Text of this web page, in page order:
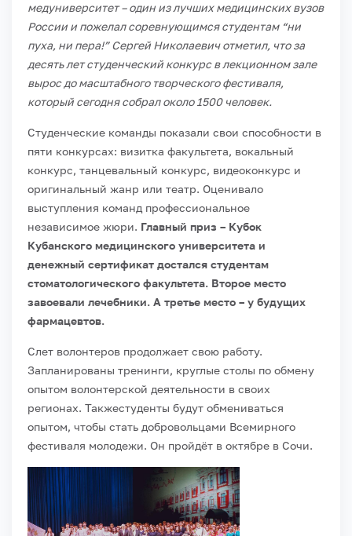
медуниверситет – один из лучших медицинских вузов
России и пожелал соревнующимся студентам “ни
пуха, ни пера!” Сергей Николаевич отметил, что за
десять лет студенческий конкурс в лекционном зале
вырос до масштабного творческого фестиваля,
который сегодня собрал около 1500 человек.
Студенческие команды показали свои способности в
пяти конкурсах: визитка факультета, вокальный
конкурс, танцевальный конкурс, видеоконкурс и
оригинальный жанр или театр. Оценивало
выступления команд профессиональное
независимое жюри. Главный приз – Кубок
Кубанского медицинского университета и
денежный сертификат достался студентам
стоматологического факультета. Второе место
завоевали лечебники. А третье место – у будущих
фармацевтов.
Слет волонтеров продолжает свою работу.
Запланированы тренинги, круглые столы по обмену
опытом волонтерской деятельности в своих
регионах. Такжестуденты будут обмениваться
опытом, чтобы стать добровольцами Всемирного
фестиваля молодежи. Он пройдёт в октябре в Сочи.